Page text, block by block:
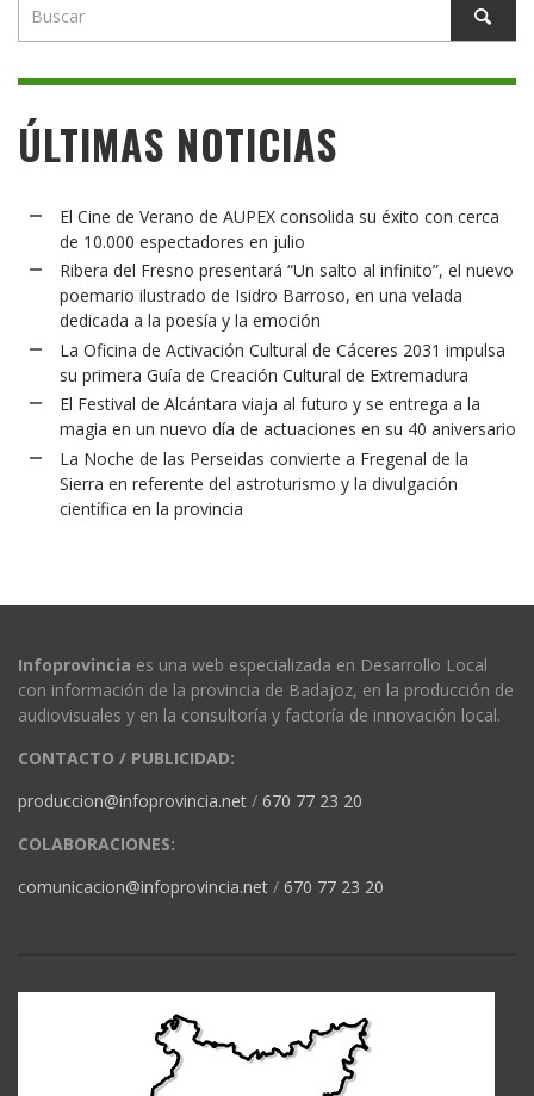
ÚLTIMAS NOTICIAS
El Cine de Verano de AUPEX consolida su éxito con cerca
de 10.000 espectadores en julio
Ribera del Fresno presentará “Un salto al infinito”, el nuevo
poemario ilustrado de Isidro Barroso, en una velada
dedicada a la poesía y la emoción
La Oficina de Activación Cultural de Cáceres 2031 impulsa
su primera Guía de Creación Cultural de Extremadura
El Festival de Alcántara viaja al futuro y se entrega a la
magia en un nuevo día de actuaciones en su 40 aniversario
La Noche de las Perseidas convierte a Fregenal de la
Sierra en referente del astroturismo y la divulgación
científica en la provincia
Infoprovincia es una web especializada en Desarrollo Local
con información de la provincia de Badajoz, en la producción de
audiovisuales y en la consultoría y factoría de innovación local.
CONTACTO / PUBLICIDAD:
produccion@infoprovincia.net / 670 77 23 20
COLABORACIONES:
comunicacion@infoprovincia.net / 670 77 23 20